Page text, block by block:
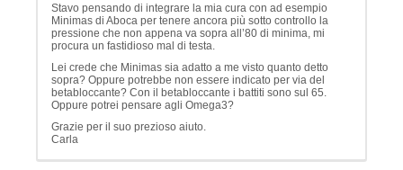
Stavo pensando di integrare la mia cura con ad esempio
Minimas di Aboca per tenere ancora più sotto controllo la
pressione che non appena va sopra all’80 di minima, mi
procura un fastidioso mal di testa.
Lei crede che Minimas sia adatto a me visto quanto detto
sopra? Oppure potrebbe non essere indicato per via del
betabloccante? Con il betabloccante i battiti sono sul 65.
Oppure potrei pensare agli Omega3?
Grazie per il suo prezioso aiuto.
Carla